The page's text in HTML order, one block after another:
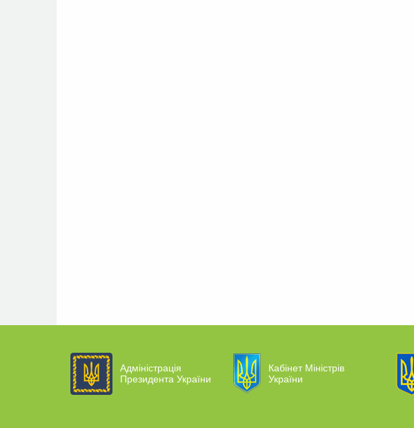
Адміністрація
Президента України
Кабінет Міністрів
України